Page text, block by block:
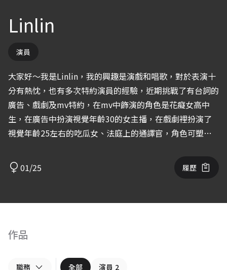
Linlin
演員
大家好～我是Linlin，我的興趣是演戲和唱歌，對於表演十
分有熱忱，也有多次特約演員的經驗，近期挑戰了有台詞的
廣告、戲劇及mv特約，在mv中飾演的角色是花癡女高中
生，在廣告中扮演視覺年齡30的女主播，在戲劇裡扮演了
視覺年齡25左右的吃瓜女、法庭上的通譯官，角色可塑性
01/25
履歷
作品
職務 全部 演員 2